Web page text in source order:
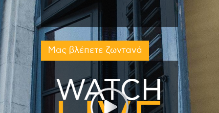
Μας βλέπετε ζωντανά